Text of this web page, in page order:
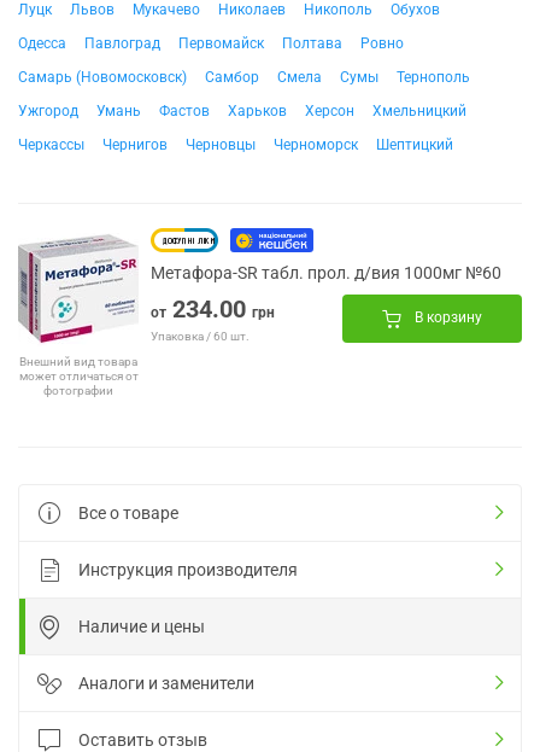
Луцк
Львов Мукачево Николаев Никополь
Обухов
Одесса
Павлоград Первомайск Полтава
Ровно
Самарь (Новомосковск)
Самбор Смела Сумы
Тернополь
Ужгород
Умань Фастов Харьков Херсон
Хмельницкий
Черкассы
Чернигов Черновцы Черноморск Шептицкий
Внешний вид товара
может отличаться от
фотографии
Метафора-SR табл. прол. д/вия 1000мг №60
от 234.00 грн
Упаковка / 60 шт.
В корзину
Все о товаре
Инструкция производителя
Наличие и цены
Аналоги и заменители
Оставить отзыв